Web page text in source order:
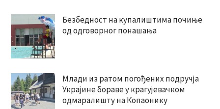
Безбедност на купалиштима почиње
од одговорног понашања
Млади из ратом погођених подручја
Украјине бораве у крагујевачком
одмаралишту на Копаонику